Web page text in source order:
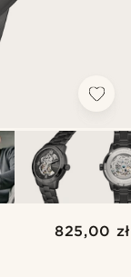
825,00 zł